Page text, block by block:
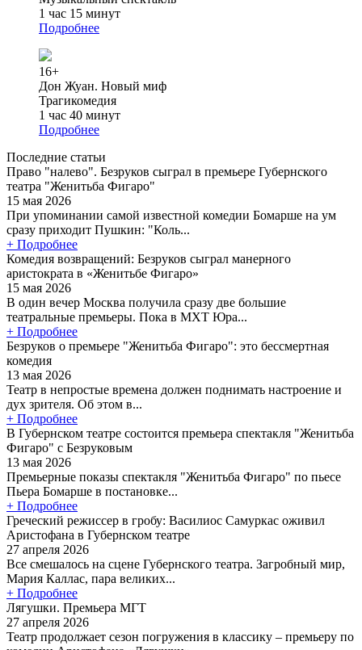
1 час 15 минут
Подробнее
16+
Дон Жуан. Новый миф
Трагикомедия
1 час 40 минут
Подробнее
Последние статьи
Право "налево". Безруков сыграл в премьере Губернского
театра "Женитьба Фигаро"
15 мая 2026
При упоминании самой известной комедии Бомарше на ум
сразу приходит Пушкин: "Коль...
+ Подробнее
Комедия возвращений: Безруков сыграл манерного
аристократа в «Женитьбе Фигаро»
15 мая 2026
В один вечер Москва получила сразу две большие
театральные премьеры. Пока в МХТ Юра...
+ Подробнее
Безруков о премьере "Женитьба Фигаро": это бессмертная
комедия
13 мая 2026
Театр в непростые времена должен поднимать настроение и
дух зрителя. Об этом в...
+ Подробнее
В Губернском театре состоится премьера спектакля "Женитьба
Фигаро" с Безруковым
13 мая 2026
Премьерные показы спектакля "Женитьба Фигаро" по пьесе
Пьера Бомарше в постановке...
+ Подробнее
Греческий режиссер в гробу: Василиос Самуркас оживил
Аристофана в Губернском театре
27 апреля 2026
Все смешалось на сцене Губернского театра. Загробный мир,
Мария Каллас, пара великих...
+ Подробнее
Лягушки. Премьера МГТ
27 апреля 2026
Театр продолжает сезон погружения в классику – премьеру по